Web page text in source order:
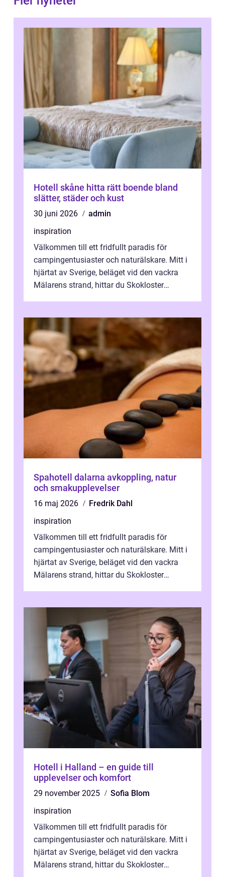
Hotell skåne hitta rätt boende bland
slätter, städer och kust
30 juni 2026
admin
inspiration
Välkommen till ett fridfullt paradis för
campingentusiaster och naturälskare. Mitt i
hjärtat av Sverige, beläget vid den vackra
Mälarens strand, hittar du Skokloster
Spahotell dalarna avkoppling, natur
och smakupplevelser
16 maj 2026
Fredrik Dahl
inspiration
Välkommen till ett fridfullt paradis för
campingentusiaster och naturälskare. Mitt i
hjärtat av Sverige, beläget vid den vackra
Mälarens strand, hittar du Skokloster
Hotell i Halland – en guide till
upplevelser och komfort
29 november 2025
Sofia Blom
inspiration
Välkommen till ett fridfullt paradis för
campingentusiaster och naturälskare. Mitt i
hjärtat av Sverige, beläget vid den vackra
Mälarens strand, hittar du Skokloster